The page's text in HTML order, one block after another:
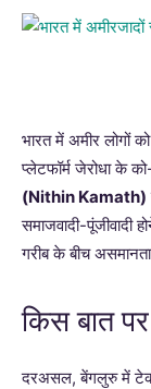
भारत में अमीर लोगों
प्‍लेटफॉर्म जेरोधा के
(Nithin Kamath)
समाजवादी-पूंजीवादी
गरीब के बीच
किस बात पर
दरअसल, बेंगलुरु में